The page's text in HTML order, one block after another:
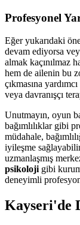
Profesyonel
Eğer yukarıdaki
devam ediyorsa
almak kaçınılmaz
hem de ailenin bu
çıkmasına
veya davranışçı
Unutmayın, oyun
bağımlılıklar gibi
müdahale,
iyileşme
uzmanlaşmış
psikoloji gibi
deneyimli
Kayseri'de